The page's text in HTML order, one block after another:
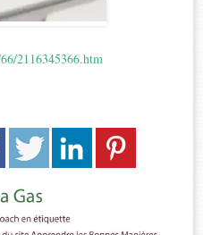
2116345366.htm